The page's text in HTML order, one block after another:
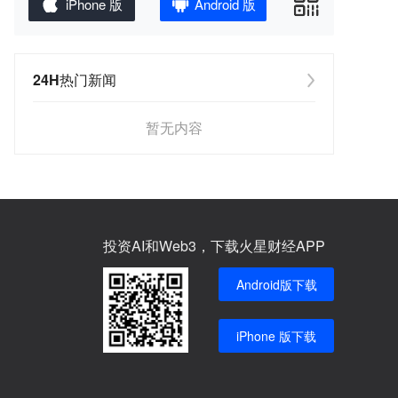
24H热门新闻
暂无内容
投资AI和Web3，下载火星财经APP
Android版下载
iPhone 版下载